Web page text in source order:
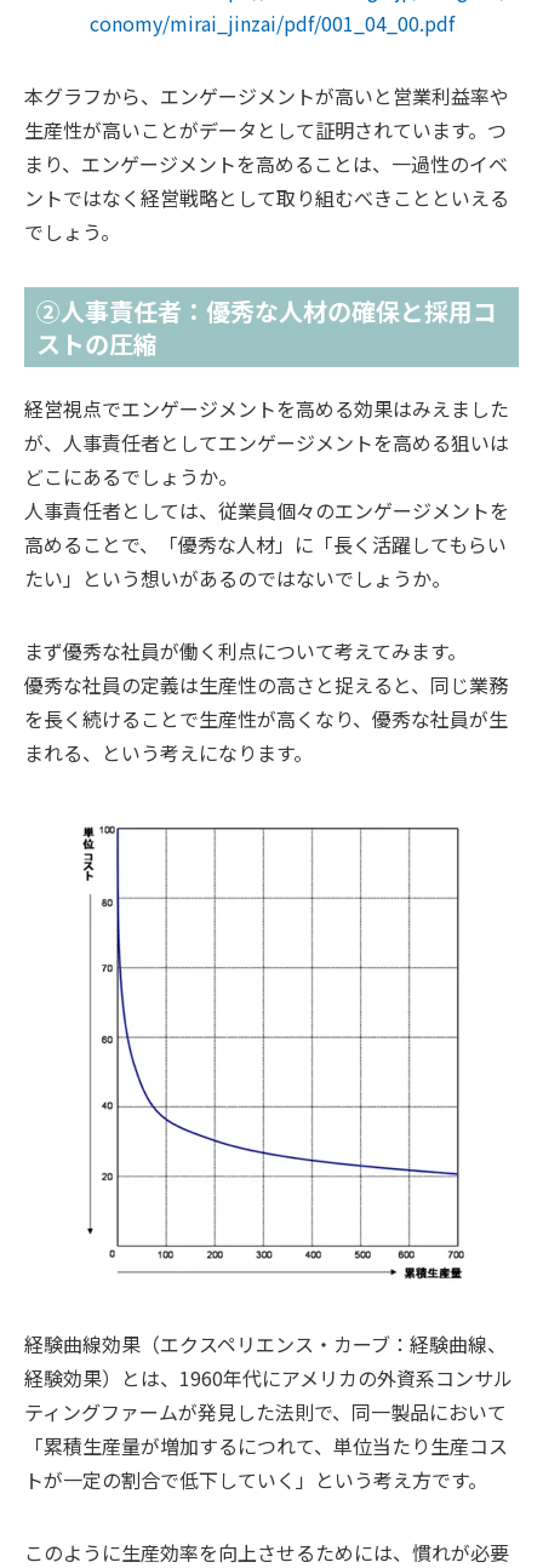
conomy/mirai_jinzai/pdf/001_04_00.pdf
本グラフから、エンゲージメントが高いと営業利益率や
生産性が高いことがデータとして証明されています。つ
まり、エンゲージメントを高めることは、一過性のイベ
ントではなく経営戦略として取り組むべきことといえる
でしょう。
②人事責任者：優秀な人材の確保と採用コ
ストの圧縮
経営視点でエンゲージメントを高める効果はみえました
が、人事責任者としてエンゲージメントを高める狙いは
どこにあるでしょうか。
人事責任者としては、従業員個々のエンゲージメントを
高めることで、「優秀な人材」に「長く活躍してもらい
たい」という想いがあるのではないでしょうか。
まず優秀な社員が働く利点について考えてみます。
優秀な社員の定義は生産性の高さと捉えると、同じ業務
を長く続けることで生産性が高くなり、優秀な社員が生
まれる、という考えになります。
経験曲線効果（エクスペリエンス・カーブ：経験曲線、
経験効果）とは、1960年代にアメリカの外資系コンサル
ティングファームが発見した法則で、同一製品において
「累積生産量が増加するにつれて、単位当たり生産コス
トが一定の割合で低下していく」という考え方です。
このように生産効率を向上させるためには、慣れが必要